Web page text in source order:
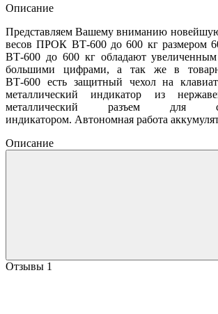
Описание
Представляем Вашему вниманию
весов ПРОК ВТ-600 до 600 кг размером
ВТ-600 до 600 кг обладают
большими цифрами, а так же в
ВТ-600 есть защитный чехол на
металлический индикатор из
металлический разъем для
индикатором. Автономная работа
Описание
Отзывы 1